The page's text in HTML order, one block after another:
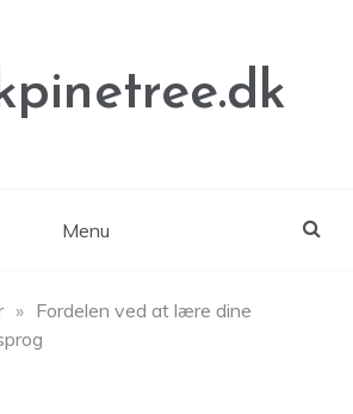
Menu
» Fordelen ved at lære dine